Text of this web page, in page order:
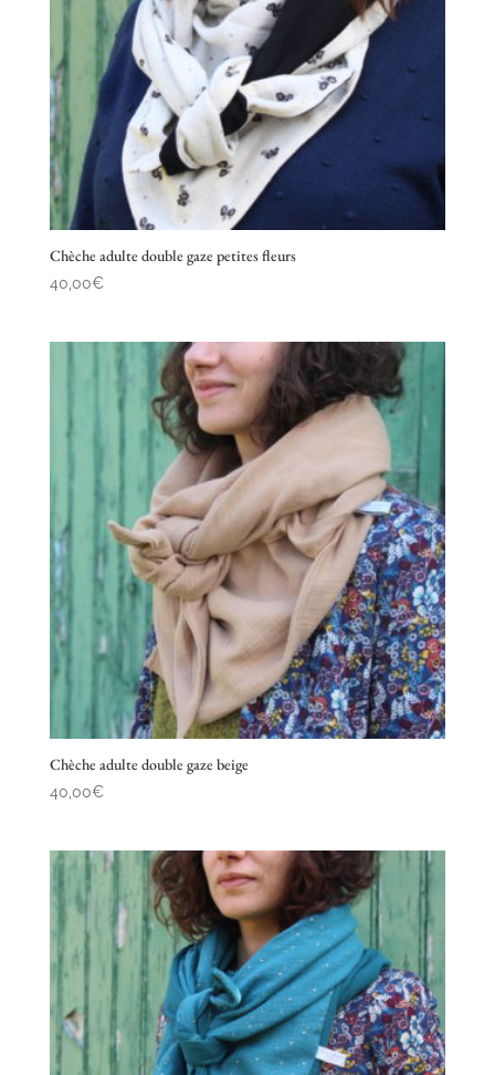
Chèche adulte double gaze petites fleurs
40,00€
Chèche adulte double gaze beige
40,00€